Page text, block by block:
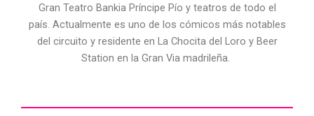
Gran Teatro Bankia Príncipe Pío y teatros de todo el
país. Actualmente es uno de los cómicos más notables
del circuito y residente en La Chocita del Loro y Beer
Station en la Gran Via madrileña.